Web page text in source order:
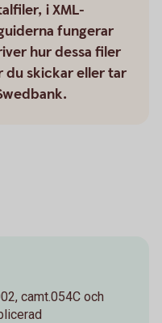
i XML-
fungerar
hur dessa filer
du skickar eller tar
camt.054C och